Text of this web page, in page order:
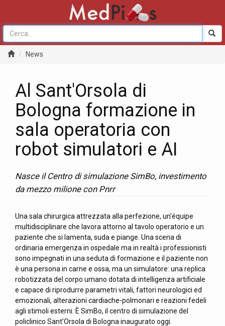
News
Al Sant'Orsola di
Bologna formazione in
sala operatoria con
robot simulatori e AI
Nasce il Centro di simulazione SimBo, investimento
da mezzo milione con Pnrr
Una sala chirurgica attrezzata alla perfezione, un'équipe
multidisciplinare che lavora attorno al tavolo operatorio e un
paziente che si lamenta, suda e piange. Una scena di
ordinaria emergenza in ospedale ma in realtà i professionisti
sono impegnati in una seduta di formazione e il paziente non
è una persona in carne e ossa, ma un simulatore: una replica
robotizzata del corpo umano dotata di intelligenza artificiale
e capace di riprodurre parametri vitali, fattori neurologici ed
emozionali, alterazioni cardiache-polmonari e reazioni fedeli
agli stimoli esterni. È SimBo, il centro di simulazione del
policlinico Sant'Orsola di Bologna inaugurato oggi.